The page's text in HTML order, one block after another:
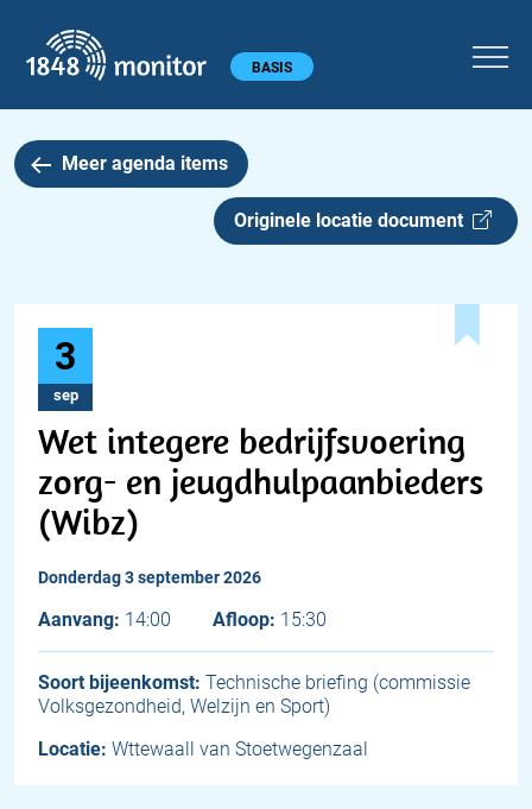
Hoofdmenu BASIS
Meer agenda items
Originele locatie document
3
sep
Wet integere bedrijfsvoering
zorg- en jeugdhulpaanbieders
(Wibz)
donderdag 3 september 2026
Aanvang: 14:00 Afloop: 15:30
Soort bijeenkomst: Technische briefing (commissie
Volksgezondheid, Welzijn en Sport)
Locatie: Wttewaall van Stoetwegenzaal